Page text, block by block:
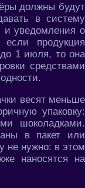
должны будут
в систему
и уведомления о
продукция
1 июля, то она
средствами
весят меньше
упаковку:
шоколадками.
в пакет или
не нужно: в этом
наносятся на